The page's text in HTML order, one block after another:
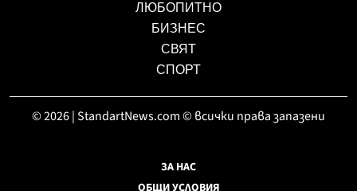
ЛЮБОПИТНО
БИЗНЕС
СВЯТ
СПОРТ
© 2026 | StandartNews.com © всички права запазени
ЗА НАС